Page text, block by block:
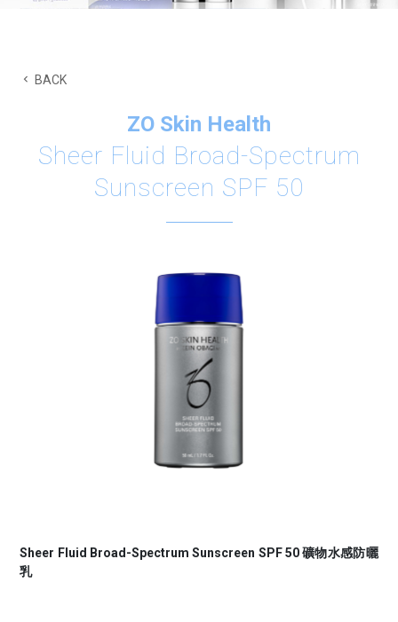
復過程中獲得更全面的保護
BACK
ZO Skin Health
Sheer Fluid Broad-Spectrum
Sunscreen SPF 50
Sheer Fluid Broad-Spectrum Sunscreen SPF 50 礦物水感防曬
乳